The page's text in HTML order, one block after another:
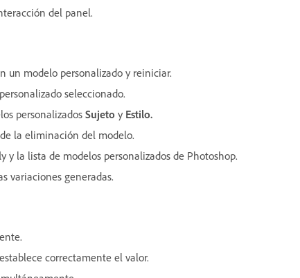
del panel.
un modelo personalizado y reiniciar.
seleccionado.
personalizados Sujeto y Estilo.
la eliminación del modelo.
la lista de modelos personalizados de Photoshop.
variaciones generadas.
correctamente el valor.